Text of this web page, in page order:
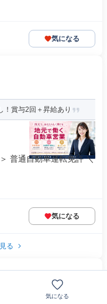
気になる
！賞与2回＋昇給あり
普通自動車運転免許 ＼
気になる
る
気になる